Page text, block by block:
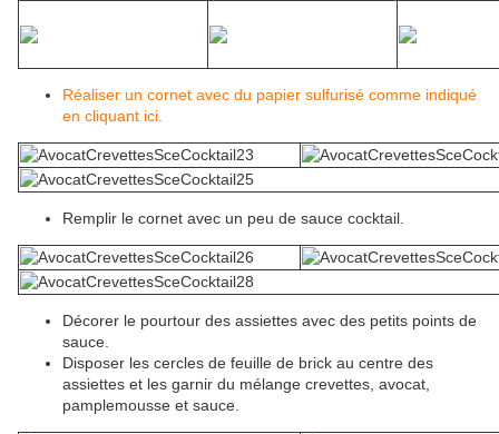
Réaliser un cornet avec du papier sulfurisé comme indiqué
en cliquant ici.
Remplir le cornet avec un peu de sauce cocktail.
Décorer le pourtour des assiettes avec des petits points de
sauce.
Disposer les cercles de feuille de brick au centre des
assiettes et les garnir du mélange crevettes, avocat,
pamplemousse et sauce.